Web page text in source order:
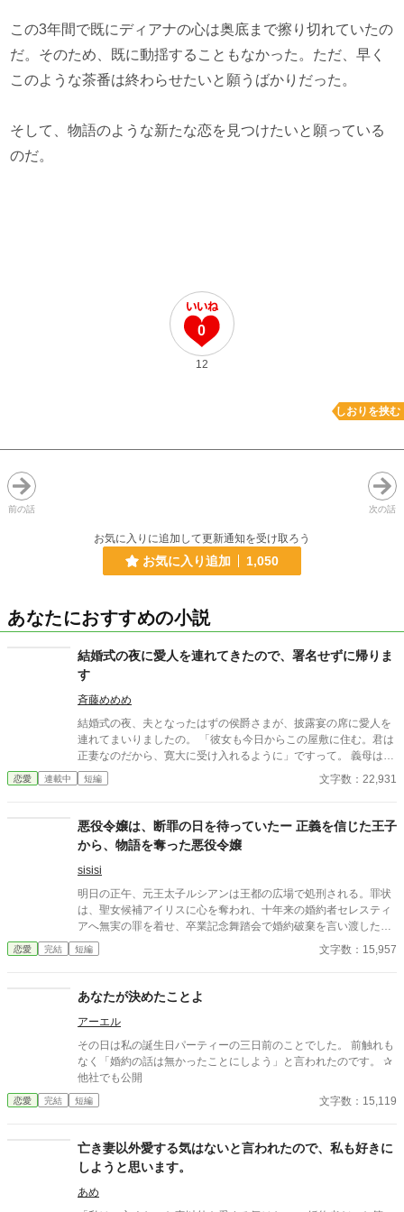
この3年間で既にディアナの心は奥底まで擦り切れていたの
だ。そのため、既に動揺することもなかった。ただ、早く
このような茶番は終わらせたいと願うばかりだった。
そして、物語のような新たな恋を見つけたいと願っている
のだ。
0
12
しおりを挟む
前の話 次の話
お気に入りに追加して更新通知を受け取ろう
お気に入り追加 1,050
あなたにおすすめの小説
結婚式の夜に愛人を連れてきたので、署名せずに帰りま
す
斉藤めめめ
結婚式の夜、夫となったはずの侯爵さまが、披露宴の席に愛人を
連れてまいりましたの。 「彼女も今日からこの屋敷に住む。君は
正妻なのだから、寛大に受け入れるように」ですって。 義母は
「騒げば恥をかくのはあなたよ」と微笑むし、お客さまたちは見
て見ぬふり。まあ、皆さまそろって、なし崩しにするおつもりで
だけでは成立しませんのよ。婚姻誓約書に夫婦双方が署名し、三
日以内に神殿へ納めて、はじめて夫婦。 ――そしてわたくし、ま
だ署名しておりませんの。 既成事実は、事実ではございませんの
よ。
恋愛 連載中 短編 文字数：22,931
悪役令嬢は、断罪の日を待っていたー 正義を信じた王子
から、物語を奪った悪役令嬢
sisisi
明日の正午、元王太子ルシアンは王都の広場で処刑される。罪状
は、聖女候補アイリスに心を奪われ、十年来の婚約者セレスティ
アへ無実の罪を着せ、卒業記念舞踏会で婚約破棄を言い渡したこ
と。だがルシアンだけは知っている。セレスティアは無実ではな
く、アイリスを傷つけたのも、彼が見つけた証拠も、舞踏会での
子の性格を十年かけて読み切った悪役令嬢は、彼に自ら剣を抜か
せ、王太子の座も民衆が信じる物語も奪っていく。処刑前夜、セ
レスティアが明かす真の目的とは。これは、断罪されるはずの悪
役令嬢が、断罪の舞台を自らの戴冠式へ変えた物語。
恋愛 完結 短編 文字数：15,957
あなたが決めたことよ
アーエル
その日は私の誕生日パーティーの三日前のことでした。 前触れも
なく「婚約の話は無かったことにしよう」と言われたのです。 ‪✰
他社でも公開
恋愛 完結 短編 文字数：15,119
亡き妻以外愛する気はないと言われたので、私も好きに
しようと思います。
あめ